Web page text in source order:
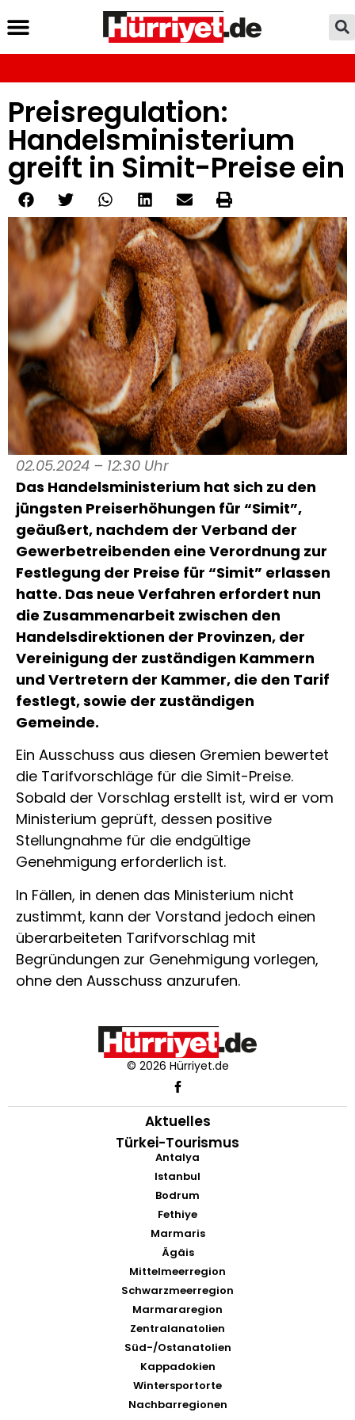
Preisregulation:
Handelsministerium
greift in Simit-Preise ein
02.05.2024 – 12:30 Uhr
Das Handelsministerium hat sich zu den
jüngsten Preiserhöhungen für “Simit”,
geäußert, nachdem der Verband der
Gewerbetreibenden eine Verordnung zur
Festlegung der Preise für “Simit” erlassen
hatte. Das neue Verfahren erfordert nun
die Zusammenarbeit zwischen den
Handelsdirektionen der Provinzen, der
Vereinigung der zuständigen Kammern
und Vertretern der Kammer, die den Tarif
festlegt, sowie der zuständigen
Gemeinde.
Ein Ausschuss aus diesen Gremien bewertet
die Tarifvorschläge für die Simit-Preise.
Sobald der Vorschlag erstellt ist, wird er vom
Ministerium geprüft, dessen positive
Stellungnahme für die endgültige
Genehmigung erforderlich ist.
In Fällen, in denen das Ministerium nicht
zustimmt, kann der Vorstand jedoch einen
überarbeiteten Tarifvorschlag mit
Begründungen zur Genehmigung vorlegen,
ohne den Ausschuss anzurufen.
© 2026 Hürriyet.de
Aktuelles
Türkei-Tourismus
Antalya
Istanbul
Bodrum
Fethiye
Marmaris
Ägäis
Mittelmeerregion
Schwarzmeerregion
Marmararegion
Zentralanatolien
Süd-/Ostanatolien
Kappadokien
Wintersportorte
Nachbarregionen